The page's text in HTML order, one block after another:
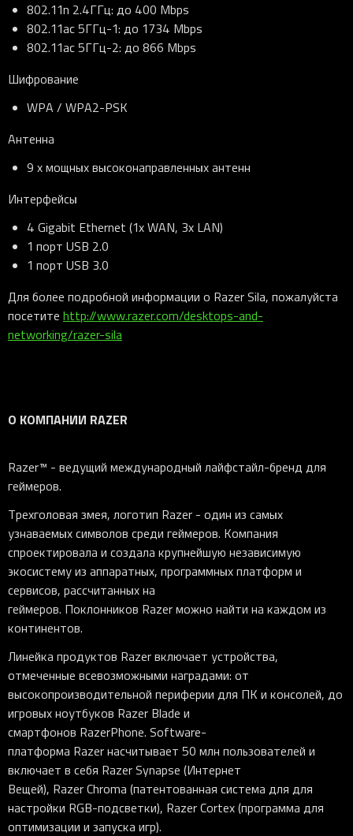
802.11n 2.4ГГц: до 400 Mbps
802.11ac 5ГГц-1: до 1734 Mbps
802.11ac 5ГГц-2: до 866 Mbps
Шифрование
WPA / WPA2-PSK
Антенна
9 x мощных высоконаправленных антенн
Интерфейсы
4 Gigabit Ethernet (1x WAN, 3x LAN)
1 порт USB 2.0
1 порт USB 3.0
Для более подробной информации о Razer Sila, пожалуйста
посетите http://www.razer.com/desktops-and-
networking/razer-sila
О КОМПАНИИ RAZER
Razer™ - ведущий международный лайфстайл-бренд для
геймеров.
Трехголовая змея, логотип Razer - один из самых
узнаваемых символов среди геймеров. Компания
спроектировала и создала крупнейшую независимую
экосистему из аппаратных, программных платформ и
сервисов, рассчитанных на
геймеров. Поклонников Razer можно найти на каждом из
континентов.
Линейка продуктов Razer включает устройства,
отмеченные всевозможными наградами: от
высокопроизводительной периферии для ПК и консолей, до
игровых ноутбуков Razer Blade и
смартфонов RazerPhone. Software-
платформа Razer насчитывает 50 млн пользователей и
включает в себя Razer Synapse (Интернет
Вещей), Razer Chroma (патентованная система для для
настройки RGB-подсветки), Razer Cortex (программа для
оптимизации и запуска игр).